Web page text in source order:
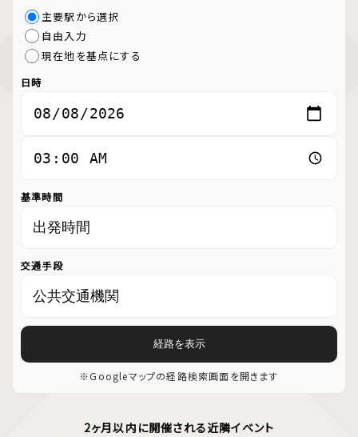
主要駅から選択
自由入力
現在地を基点にする
日時
基準時間
交通手段
経路を表示
※Googleマップの経路検索画面を開きます
2ヶ月以内に開催される近隣イベント